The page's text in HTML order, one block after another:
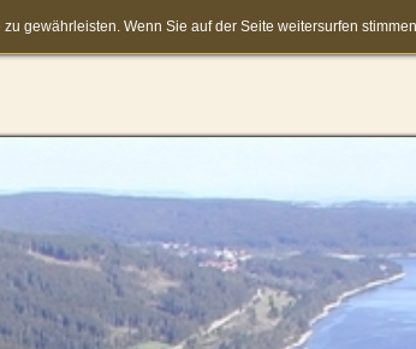
gewährleisten. Wenn Sie auf der Seite weitersurfen